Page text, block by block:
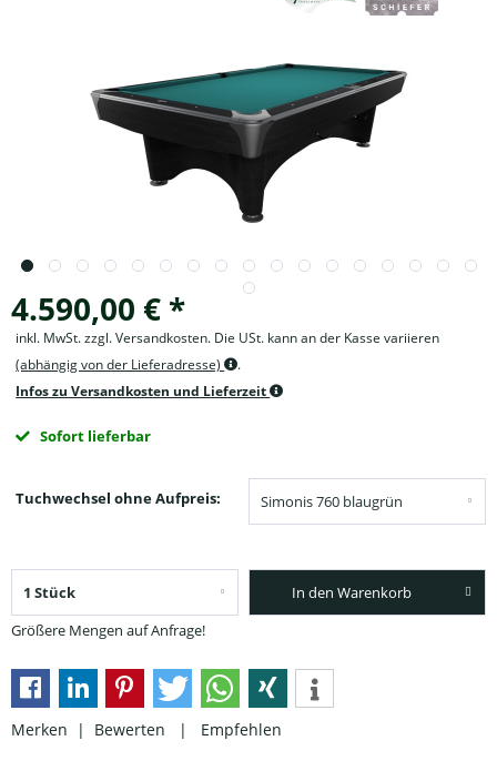
4.590,00 € *
inkl. MwSt. zzgl. Versandkosten. Die USt. kann an der Kasse variieren
(abhängig von der Lieferadresse)
.
Infos zu Versandkosten und Lieferzeit
Sofort lieferbar
Tuchwechsel ohne Aufpreis:
Größere Mengen auf Anfrage!
In den Warenkorb
Merken | Bewerten | Empfehlen